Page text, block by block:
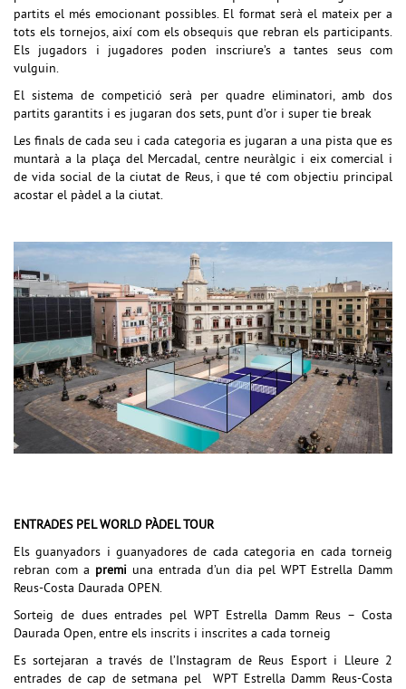
partitsel més emocionant possibles. El format serà el mateix pera
tots els tornejos, així com els obsequis que rebran els participants.
Els jugadors i jugadores poden inscriure’s a tantes seus com
vulguin.
El sistema de competició serà per quadre eliminatori, amb dos
partits garantits i es jugaran dos sets, punt d’or i super tie break
Les finals de cada seu i cada categoria es jugaran a una pista que es
muntarà a la plaça del Mercadal, centre neuràlgic i eix comercial i
de vida social de la ciutat de Reus, i que té com objectiu principal
acostar el pàdel a la ciutat.
ENTRADES PEL WORLD PÀDEL TOUR
Els guanyadors i guanyadoresde cada categoria en cada torneig
rebran com a premi una entrada d’un dia pel WPT Estrella Damm
Reus-Costa Daurada OPEN.
Sorteig de dues entrades pel WPT Estrella Damm Reus – Costa
Daurada Open, entre els inscrits i inscrites a cada torneig
Es sortejaran a través de l’Instagram de Reus Esport i Lleure 2
entrades de cap de setmana pelWPT Estrella Damm Reus-Costa